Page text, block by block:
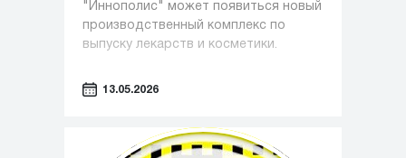
"Иннополис" может появиться новый
производственный комплекс по
выпуску лекарств и косметики.
13.05.2026